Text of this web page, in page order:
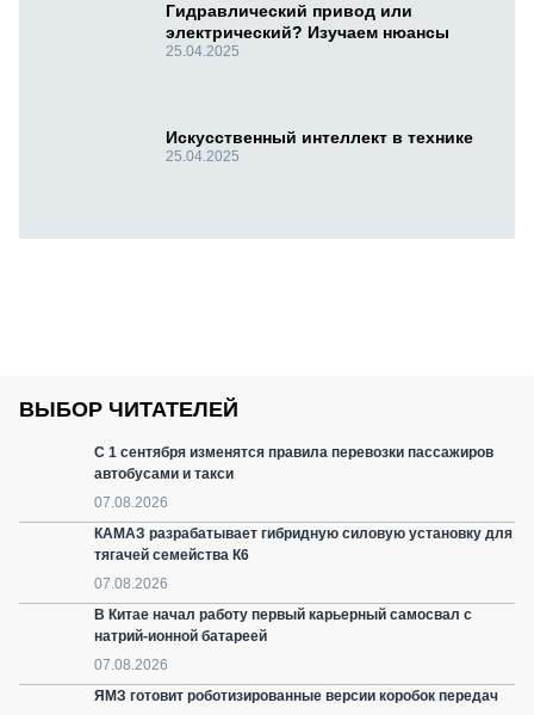
Гидравлический привод или
электрический? Изучаем нюансы
25.04.2025
Искусственный интеллект в технике
25.04.2025
ВЫБОР ЧИТАТЕЛЕЙ
С 1 сентября изменятся правила перевозки пассажиров
автобусами и такси
07.08.2026
КАМАЗ разрабатывает гибридную силовую установку для
тягачей семейства К6
07.08.2026
В Китае начал работу первый карьерный самосвал с
натрий-ионной батареей
07.08.2026
ЯМЗ готовит роботизированные версии коробок передач